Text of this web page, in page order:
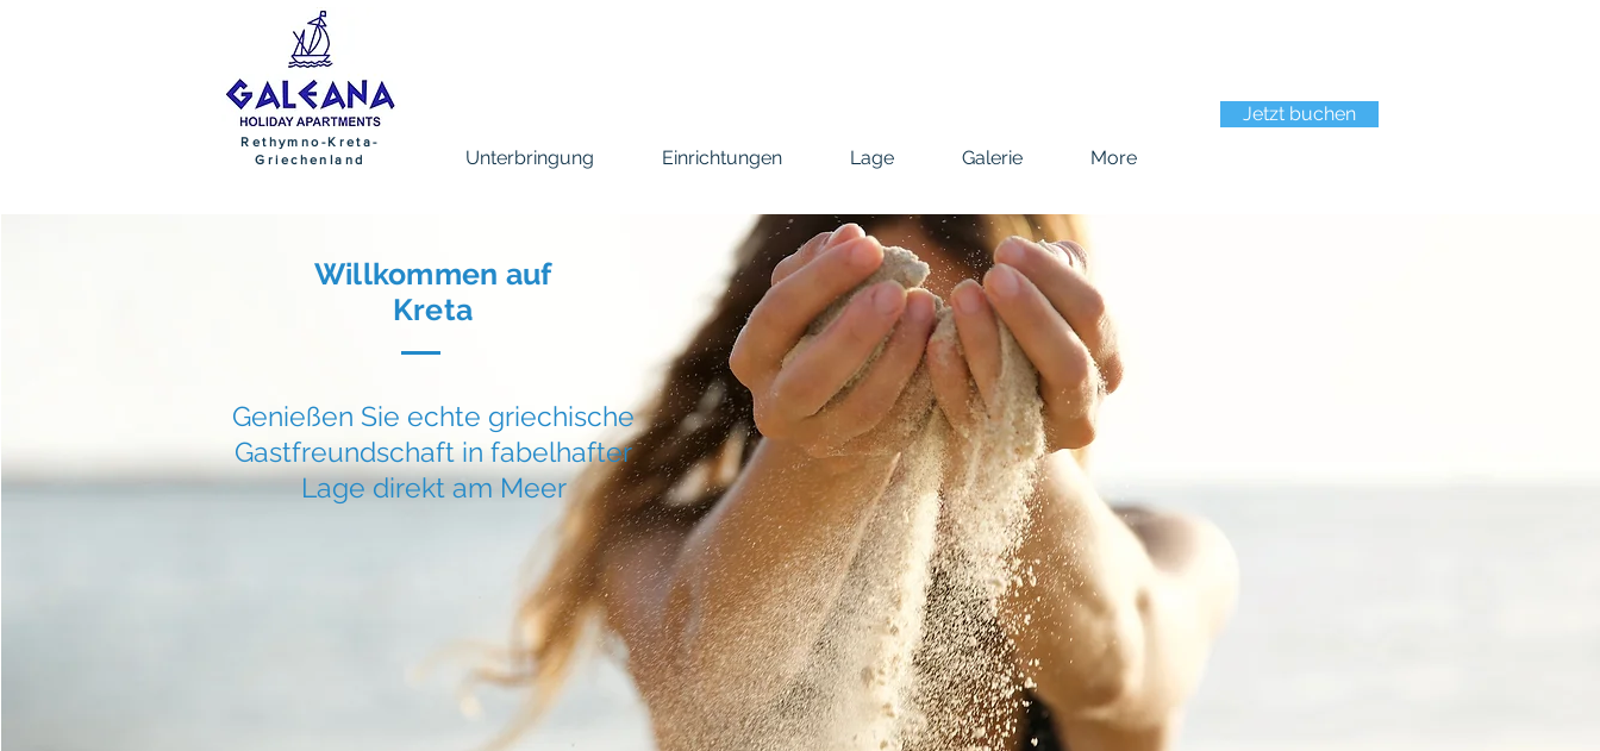
Rethymno-Kreta-
Griechenland
Unterbringung Einrichtungen Lage Galerie More
Jetzt buchen
Genießen Sie echte griechische
Gastfreundschaft in fabelhafter
Lage direkt am Meer
Willkommen auf
Kreta